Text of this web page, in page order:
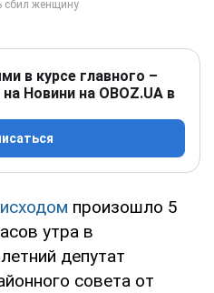
в курсе главного –
Новини на OBOZ.UA в
произошло 5
утра в
депутат
совета от